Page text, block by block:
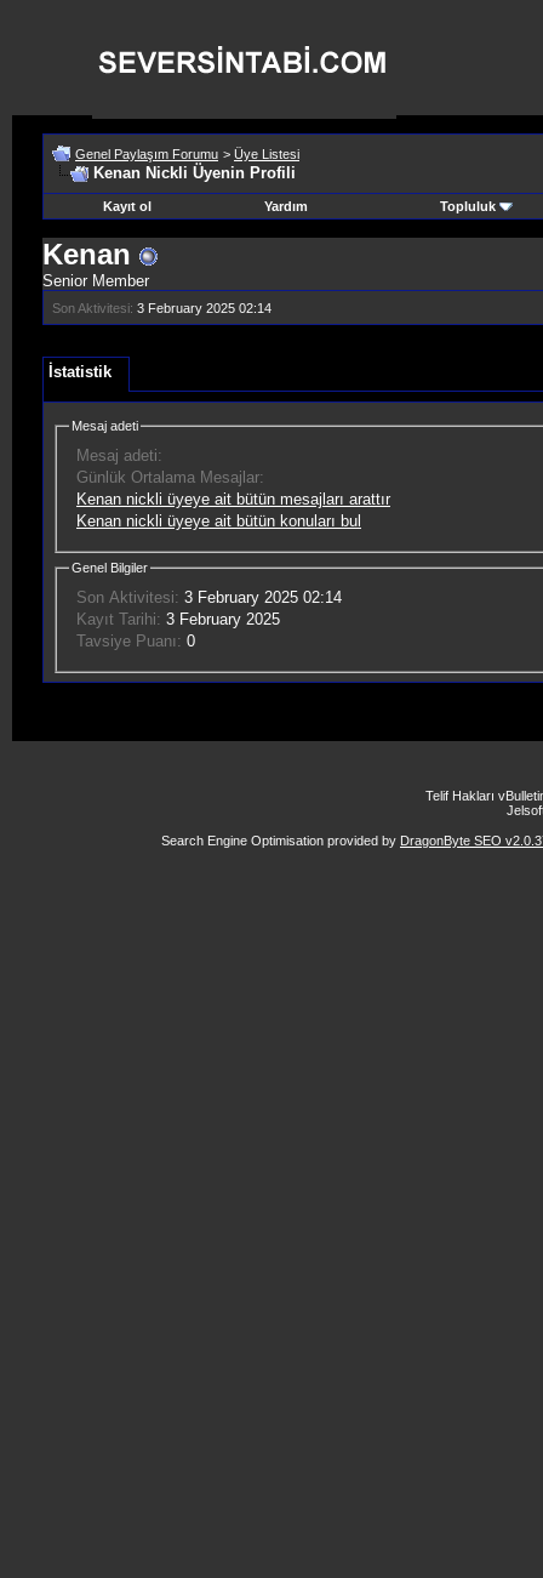
Genel Paylaşım Forumu > Üye Listesi
Kenan Nickli Üyenin Profili
Kayıt ol Yardım Topluluk
Kenan
Senior Member
Son Aktivitesi: 3 February 2025 02:14
İstatistik
Mesaj adeti
Mesaj adeti:
Günlük Ortalama Mesajlar:
Kenan nickli üyeye ait bütün mesajları arattır
Kenan nickli üyeye ait bütün konuları bul
Genel Bilgiler
Son Aktivitesi: 3 February 2025 02:14
Kayıt Tarihi: 3 February 2025
Tavsiye Puanı: 0
Telif Hakları
Search Engine Optimisation provided by DragonByte SEO